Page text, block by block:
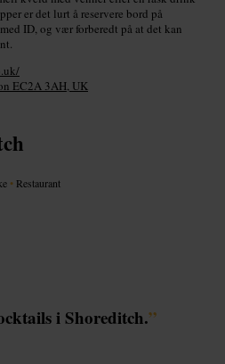
er det lurt å reservere bord på
ID, og vær forberedt på at det kan
EC2A 3AH, UK
• Restaurant
i Shoreditch.”